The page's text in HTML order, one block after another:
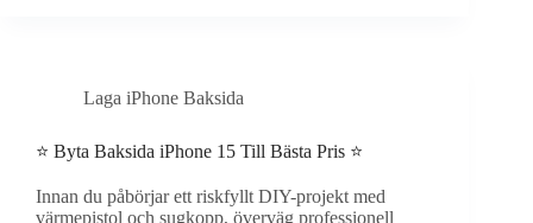
Laga iPhone Baksida
⭐ Byta Baksida iPhone 15 Till Bästa Pris ⭐
Innan du påbörjar ett riskfyllt DIY-projekt med
värmepistol och sugkopp, överväg professionell